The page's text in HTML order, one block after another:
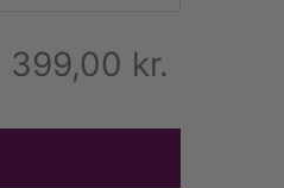
399,00 kr.